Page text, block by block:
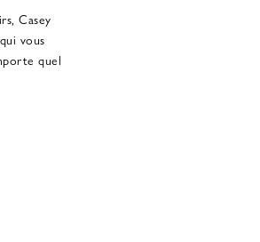
Casey
vous
quel